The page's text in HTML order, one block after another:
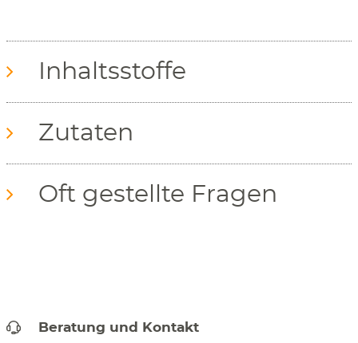
Inhaltsstoffe
Zutaten
Oft gestellte Fragen
Beratung und Kontakt